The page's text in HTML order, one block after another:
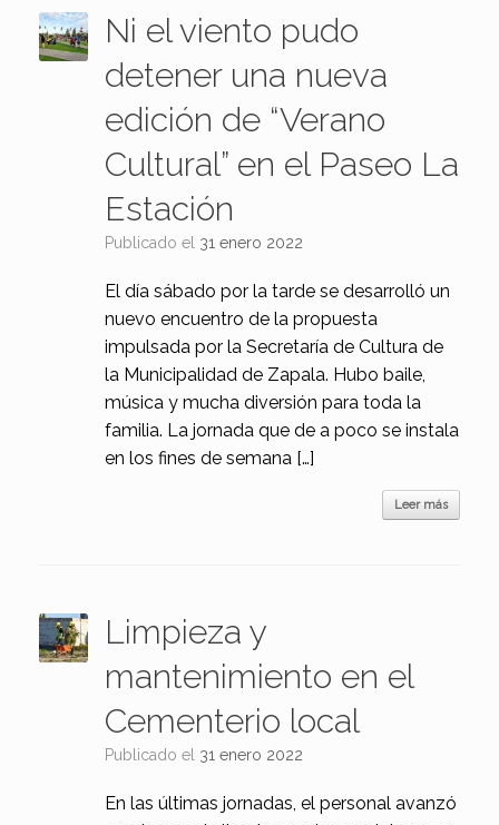
Ni el viento pudo
detener una nueva
edición de “Verano
Cultural” en el Paseo La
Estación
Publicado el 31 enero 2022
El día sábado por la tarde se desarrolló un
nuevo encuentro de la propuesta
impulsada por la Secretaría de Cultura de
la Municipalidad de Zapala. Hubo baile,
música y mucha diversión para toda la
familia. La jornada que de a poco se instala
en los fines de semana […]
Leer más
Limpieza y
mantenimiento en el
Cementerio local
Publicado el 31 enero 2022
En las últimas jornadas, el personal avanzó